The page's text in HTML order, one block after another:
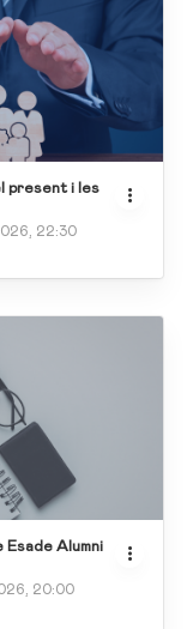
present i les
22:30
Esade Alumni
20:00